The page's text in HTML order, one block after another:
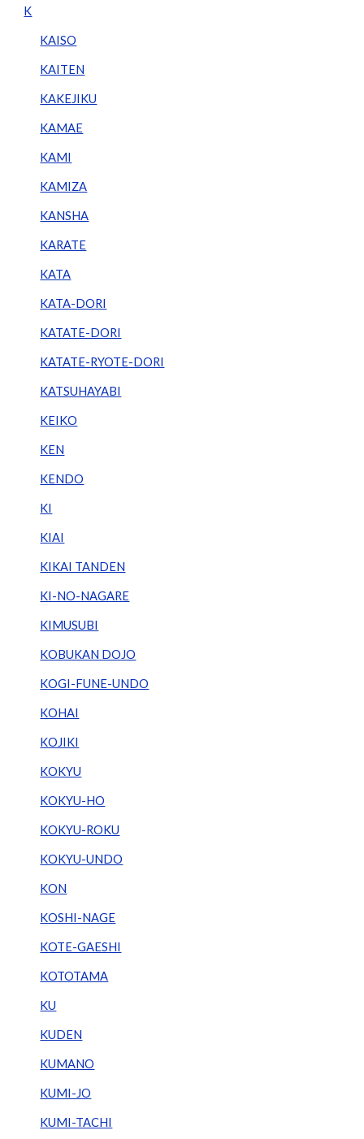
K
KAISO
KAITEN
KAKEJIKU
KAMAE
KAMI
KAMIZA
KANSHA
KARATE
KATA
KATA-DORI
KATATE-DORI
KATATE-RYOTE-DORI
KATSUHAYABI
KEIKO
KEN
KENDO
KI
KIAI
KIKAI TANDEN
KI-NO-NAGARE
KIMUSUBI
KOBUKAN DOJO
KOGI-FUNE-UNDO
KOHAI
KOJIKI
KOKYU
KOKYU-HO
KOKYU-ROKU
KOKYU-UNDO
KON
KOSHI-NAGE
KOTE-GAESHI
KOTOTAMA
KU
KUDEN
KUMANO
KUMI-JO
KUMI-TACHI